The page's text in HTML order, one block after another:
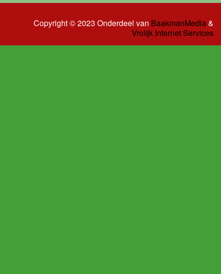
Copyright © 2023 Onderdeel van BaakmanMedia&
Vrolijk Internet Services